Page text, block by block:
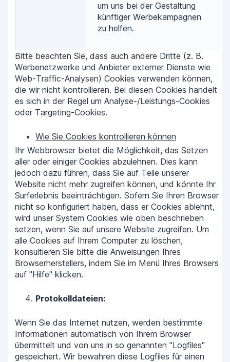
um uns bei der Gestaltung
künftiger Werbekampagnen
zu helfen.
Bitte beachten Sie, dass auch andere Dritte (z. B.
Werbenetzwerke und Anbieter externer Dienste wie
Web-Traffic-Analysen) Cookies verwenden können,
die wir nicht kontrollieren. Bei diesen Cookies handelt
es sich in der Regel um Analyse-/Leistungs-Cookies
oder Targeting-Cookies.
Wie Sie Cookies kontrollieren können
Ihr Webbrowser bietet die Möglichkeit, das Setzen
aller oder einiger Cookies abzulehnen. Dies kann
jedoch dazu führen, dass Sie auf Teile unserer
Website nicht mehr zugreifen können, und könnte Ihr
Surferlebnis beeinträchtigen. Sofern Sie Ihren Browser
nicht so konfiguriert haben, dass er Cookies ablehnt,
wird unser System Cookies wie oben beschrieben
setzen, wenn Sie auf unsere Website zugreifen. Um
alle Cookies auf Ihrem Computer zu löschen,
konsultieren Sie bitte die Anweisungen Ihres
Browserherstellers, indem Sie im Menü Ihres Browsers
auf "Hilfe" klicken.
Protokolldateien:
Wenn Sie das Internet nutzen, werden bestimmte
Informationen automatisch von Ihrem Browser
übermittelt und von uns in so genannten "Logfiles"
gespeichert. Wir bewahren diese Logfiles für einen